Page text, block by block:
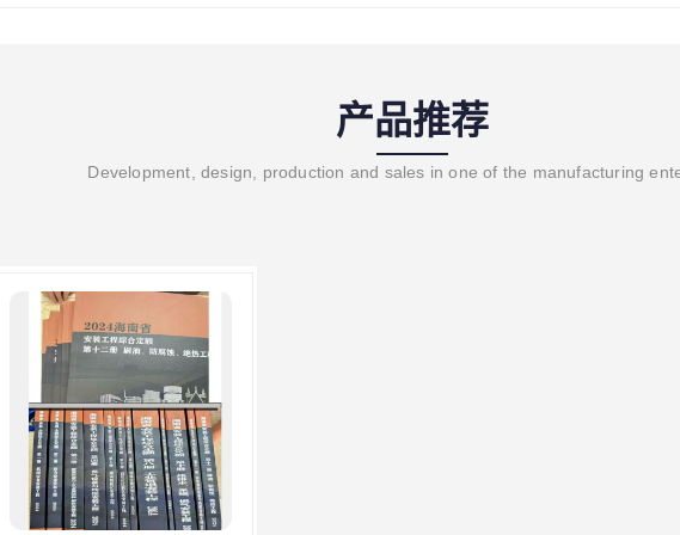
产品推荐
Development, design, production and sales in one of the manufacturing